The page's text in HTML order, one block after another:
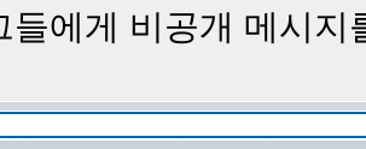
들에게 비공개 메시지